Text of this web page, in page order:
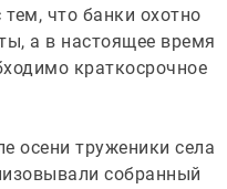
что банки охотно
а в настоящее время
краткосрочное
осени труженики села
собранный